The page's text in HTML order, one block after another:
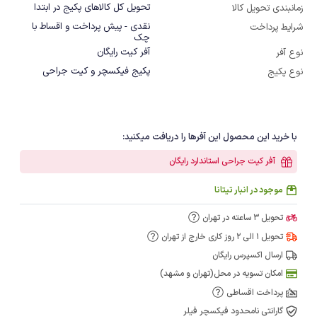
زمانبندی تحویل کالا
تحویل کل کالاهای پکیج در ابتدا
شرایط پرداخت
نقدی - پیش پرداخت و اقساط با
چک
نوع آفر
آفر کیت رایگان
نوع پکیج
پکیج فیکسچر و کیت جراحی
با خرید این محصول این آفرها را دریافت میکنید:
آفر کیت جراحی استاندارد رایگان
موجود در انبار تیتانا
تحویل 3 ساعته در تهران
تحویل 1 الی 2 روز کاری خارج از تهران
ارسال اکسپرس رایگان
امکان تسویه در محل(تهران و مشهد)
پرداخت اقساطی
گارانتی نامحدود فیکسچر فیلر